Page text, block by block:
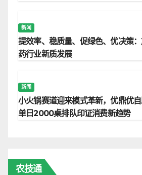
新闻
提效率、稳质量、促绿色、优决策
药行业新质发展
新闻
小火锅赛道迎来模式革新，优鼎优自
单日2000桌排队印证消费新趋势
农技通